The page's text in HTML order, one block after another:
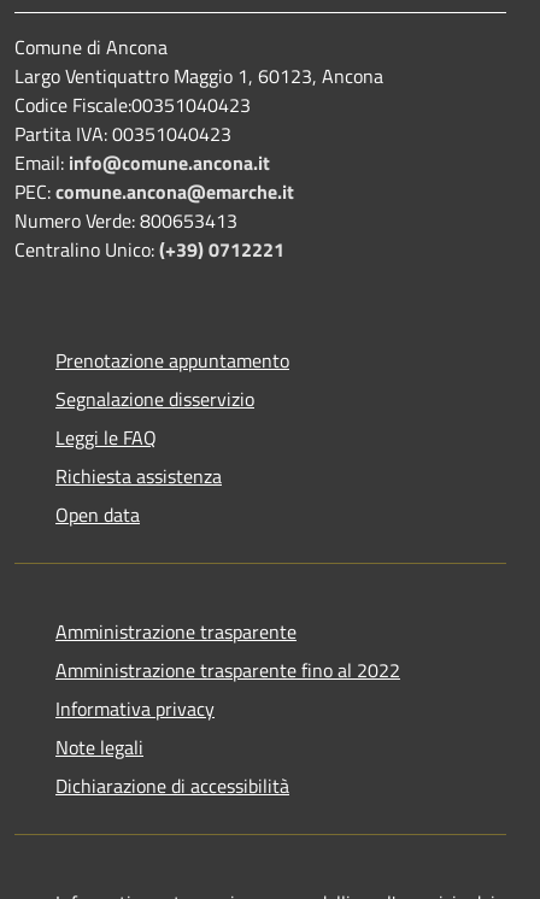
Comune di Ancona
Largo Ventiquattro Maggio 1, 60123, Ancona
Codice Fiscale:00351040423
Partita IVA: 00351040423
Email: info@comune.ancona.it
PEC:comune.ancona@emarche.it
Numero Verde: 800653413
Centralino Unico:(+39) 0712221
Prenotazione appuntamento
Segnalazione disservizio
Leggi le FAQ
Richiesta assistenza
Open data
Amministrazione trasparente
Amministrazione trasparente fino al 2022
Informativa privacy
Note legali
Dichiarazione di accessibilità